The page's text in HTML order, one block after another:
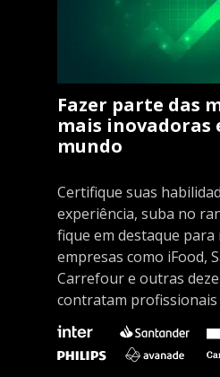
Fazer parte das
mais inovadoras
mundo
Certifique suas
experiência, suba no
fique em destaque
empresas como iFood,
Carrefour e outras
contratam profissionais